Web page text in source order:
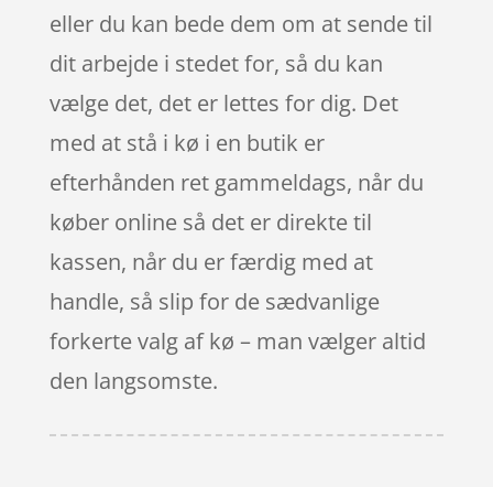
eller du kan bede dem om at sende til
dit arbejde i stedet for, så du kan
vælge det, det er lettes for dig. Det
med at stå i kø i en butik er
efterhånden ret gammeldags, når du
køber online så det er direkte til
kassen, når du er færdig med at
handle, så slip for de sædvanlige
forkerte valg af kø – man vælger altid
den langsomste.